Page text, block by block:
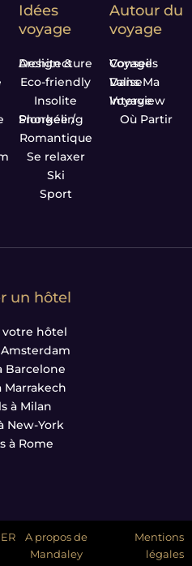
Idées
voyage
Design & Architecture
Eco-friendly
Insolite
Plongée / Snorkeling
Romantique
Se relaxer
Ski
Sport
Autour du
voyage
Conseils Voyage
Dans Ma Valise
Interview Voyage
Où Partir
un hôtel
votre hôtel
Barcelone
Marrakech
à Milan
New-York
à Rome
A propos de
Mandaley
Mentions
légales